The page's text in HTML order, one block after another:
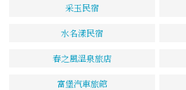
采玉民宿
水名漾民宿
春之風溫泉旅店
富堡汽車旅館